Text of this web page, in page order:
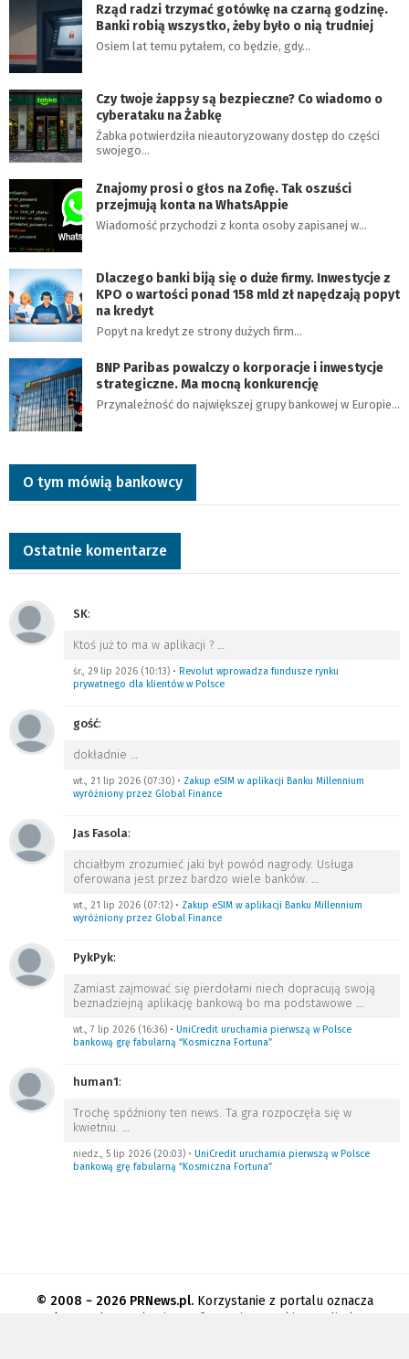
Rząd radzi trzymać gotówkę na czarną godzinę.
Banki robią wszystko, żeby było o nią trudniej
Osiem lat temu pytałem, co będzie, gdy…
Czy twoje żappsy są bezpieczne? Co wiadomo o
cyberataku na Żabkę
Żabka potwierdziła nieautoryzowany dostęp do części
swojego…
Znajomy prosi o głos na Zofię. Tak oszuści
przejmują konta na WhatsAppie
Wiadomość przychodzi z konta osoby zapisanej w…
Dlaczego banki biją się o duże firmy. Inwestycje z
KPO o wartości ponad 158 mld zł napędzają popyt
na kredyt
Popyt na kredyt ze strony dużych firm…
BNP Paribas powalczy o korporacje i inwestycje
strategiczne. Ma mocną konkurencję
Przynależność do największej grupy bankowej w Europie…
O tym mówią bankowcy
Ostatnie komentarze
SK:
Ktoś już to ma w aplikacji ?
śr., 29 lip 2026 (10:13) • Revolut wprowadza fundusze rynku
prywatnego dla klientów w Polsce
gość:
dokładnie
wt., 21 lip 2026 (07:30) • Zakup eSIM w aplikacji Banku Millennium
wyróżniony przez Global Finance
Jas Fasola:
chciałbym zrozumieć jaki był powód nagrody. Usługa
oferowana jest przez bardzo wiele banków.
wt., 21 lip 2026 (07:12) • Zakup eSIM w aplikacji Banku Millennium
wyróżniony przez Global Finance
PykPyk:
Zamiast zajmować się pierdołami niech dopracują swoją
beznadziejną aplikację bankową bo ma podstawowe
wt., 7 lip 2026 (16:36) • UniCredit uruchamia pierwszą w Polsce
bankową grę fabularną “Kosmiczna Fortuna”
human1:
Trochę spóźniony ten news. Ta gra rozpoczęła się w
kwietniu.
niedz., 5 lip 2026 (20:03) • UniCredit uruchamia pierwszą w Polsce
bankową grę fabularną “Kosmiczna Fortuna”
© 2008 − 2026 PRNews.pl.Korzystanie z portalu oznacza
akceptację
regulaminu Informacja o cookies
Polityka